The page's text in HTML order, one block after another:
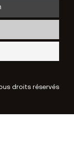
droits réservés